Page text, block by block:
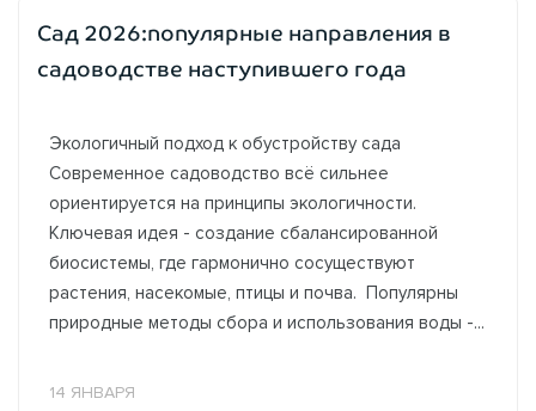
Сад 2026:популярные направления в
садоводстве наступившего года
Экологичный подход к обустройству сада
Современное садоводство всё сильнее
ориентируется на принципы экологичности.
Ключевая идея - создание сбалансированной
биосистемы, где гармонично сосуществуют
растения, насекомые, птицы и почва. Популярны
природные методы сбора и использования воды -...
14 ЯНВАРЯ